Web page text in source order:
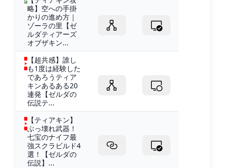
略】空への手掛
かりの進め方｜
ゾーラの里【ゼ
ルダティアーズ
オブザキン...
【超共感】誰し
も1度は経験した
であろうティア
キンあるある20
連発【ゼルダの
伝説テ...
【ティアキン】
ぶっ壊れ武器！
七宝のナイフ最
強スクラビルド4
選！【ゼルダの
伝説】...